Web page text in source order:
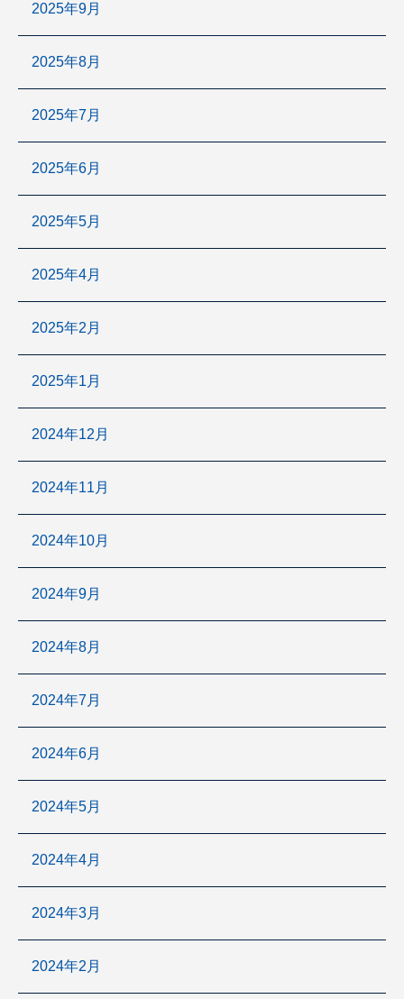
2025年9月
2025年8月
2025年7月
2025年6月
2025年5月
2025年4月
2025年2月
2025年1月
2024年12月
2024年11月
2024年10月
2024年9月
2024年8月
2024年7月
2024年6月
2024年5月
2024年4月
2024年3月
2024年2月